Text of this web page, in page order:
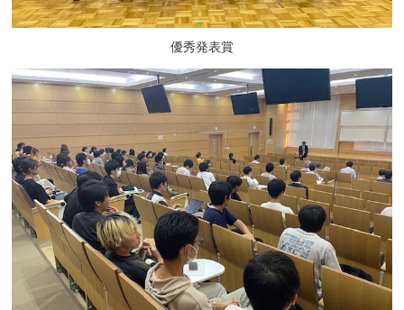
優秀発表賞